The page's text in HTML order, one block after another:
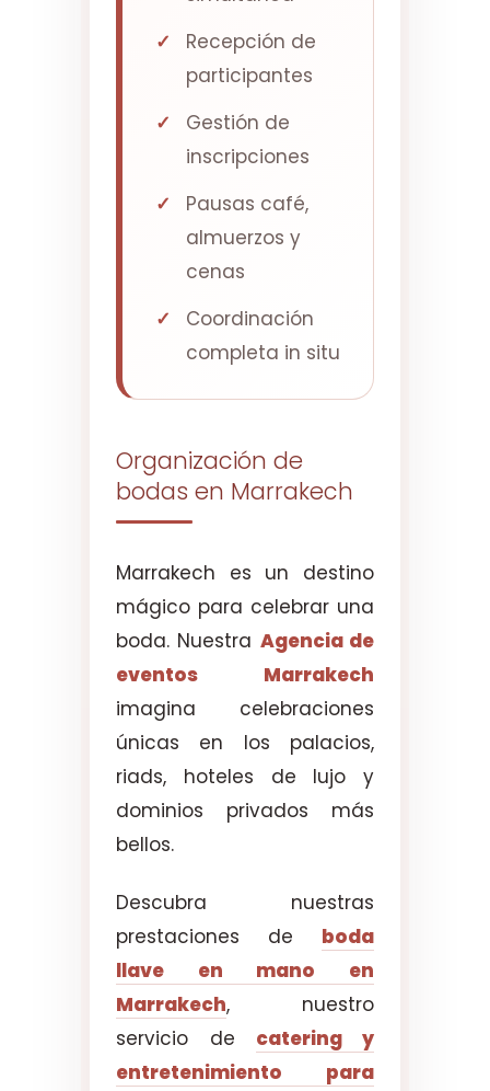
Recepción de
participantes
Gestión de
inscripciones
Pausas café,
almuerzos y
cenas
Coordinación
completa in situ
Organización de
bodas en Marrakech
Marrakech es un destino
mágico para celebrar una
boda. Nuestra Agencia de
eventos Marrakech
imagina celebraciones
únicas en los palacios,
riads, hoteles de lujo y
dominios privados más
bellos.
Descubra nuestras
prestaciones de boda
llave en mano en
Marrakech, nuestro
servicio de catering y
entretenimiento para